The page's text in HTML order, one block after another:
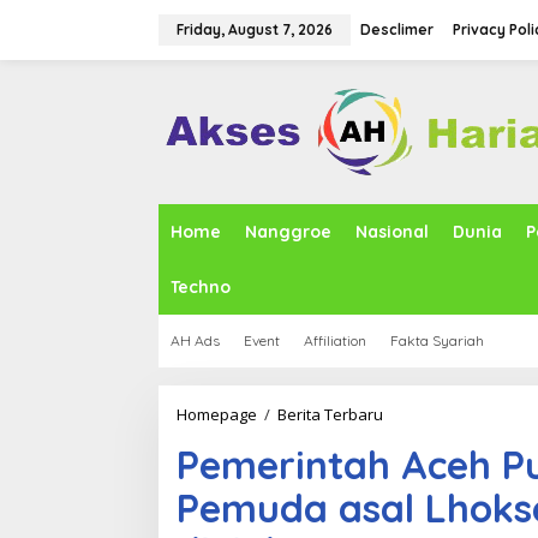
Friday, August 7, 2026 Desclimer Privacy
Home Nanggroe Nasional Dunia
Techno
AH Ads Event Affiliation Fakta Syariah
Homepage / Berita Terbaru
m
e
r
i
Pemerintah Aceh
Pemuda asal